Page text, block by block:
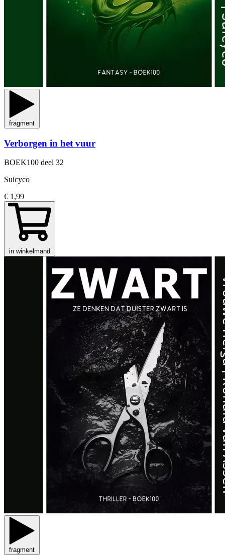
fragment
Verborgen in het vuur
BOEK100 deel 32
Suicyco
€ 1,99
in winkelmand
fragment